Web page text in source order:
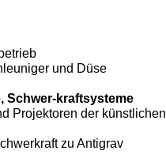
und Düse
Schwer-kraftsysteme
Projektoren der künstlichen
zu Antigrav